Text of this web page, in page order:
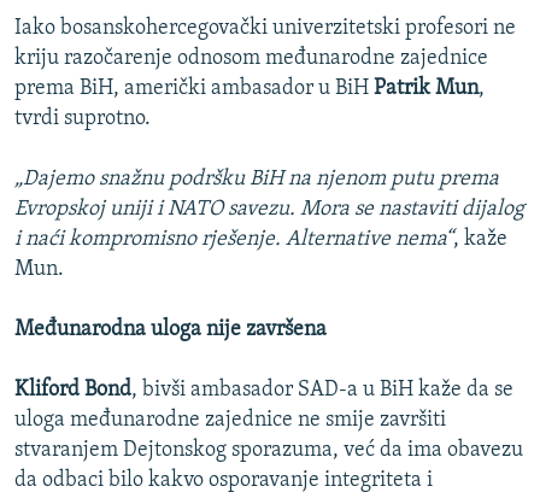
Iako bosanskohercegovački univerzitetski profesori ne
kriju razočarenje odnosom međunarodne zajednice
prema BiH, američki ambasador u BiH Patrik Mun,
tvrdi suprotno.
„Dajemo snažnu podršku BiH na njenom putu prema
Evropskoj uniji i NATO savezu. Mora se nastaviti dijalog
i naći kompromisno rješenje. Alternative nema“, kaže
Mun.
Međunarodna uloga nije završena
Kliford Bond, bivši ambasador SAD-a u BiH kaže da se
uloga međunarodne zajednice ne smije završiti
stvaranjem Dejtonskog sporazuma, već da ima obavezu
da odbaci bilo kakvo osporavanje integriteta i